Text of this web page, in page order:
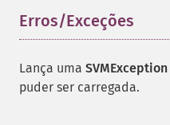
Erros/Exceções
Lança uma SVMException
puder ser carregada.